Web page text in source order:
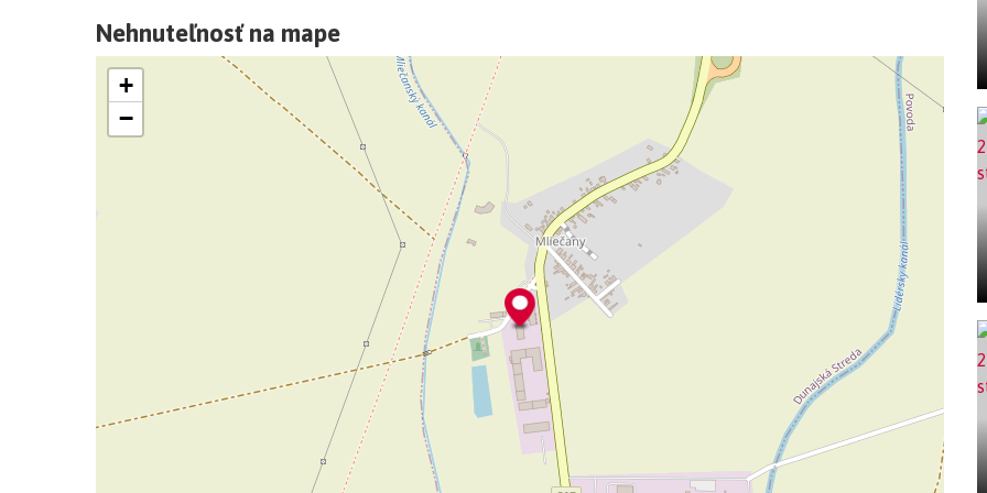
hala s oceľovým schodiskom vedúcim na poschodie, prechod do výrobnej haly, vzorkovňa výrobkov, soc.
zariadenia pre mužov a ženy, krátka chodba, serverovňa a kuchynka s malou jedálňou. Na II. NP sa
nachádzajú kancelárske priestory, zasadačka, chodba, sklad, soc. priestory, kotolňa a schodisko vedúce na
prízemie. Celková podlahová plocha oboch podlaží je spolu 296,14 m2.
Budova /administratívna časť/ je vo veľmi dobrom technickom stave, pravidelne udržiavaná. V čase
vyhotovenia znaleckého posudku je funkčná a využíva sa na svoj pôvodný účel, ako administratívne
Halová výrobná časť je navrhnutá ako jednoloďová hala, konštrukčne oddilatovaná od administratívnej
budovy. Priečny profil oceľovej haly pozostáva zo stĺpov a oceľových priehradových väzníkov mierneho
sedlového tvaru. Základové pätky pod stĺpy sú z monolitického betónu B 15. Medzi základovými pätkami
sú vyhotovené aj bet. základové pásy. Bola položená vodorovná hydroizolácia. Nosná konštrukcia je
oceľová, montovaná, skladá sa zo stĺpov a z oceľových priehradových väzníkov. Strop nie je vyhotovený,
Nehnuteľnosť na mape
+
−